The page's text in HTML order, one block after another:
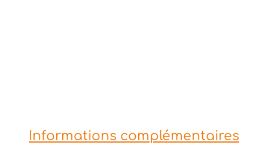
Informations complémentaires